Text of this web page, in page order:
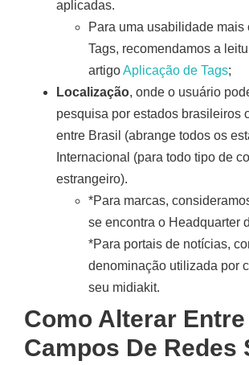
aplicadas.
Para uma usabilidade mais
Tags, recomendamos a
artigoAplicação de Tags;
Localização, onde o usuário
pesquisa por estados brasileiros
entre Brasil (abrange todos os
Internacional (para todo tipo de
estrangeiro).
*Para marcas,
se encontra o Headquarter
*Para portais de notícias,
denominação utilizada por
seu midiakit.
Como Alterar Entre
Campos De Redes